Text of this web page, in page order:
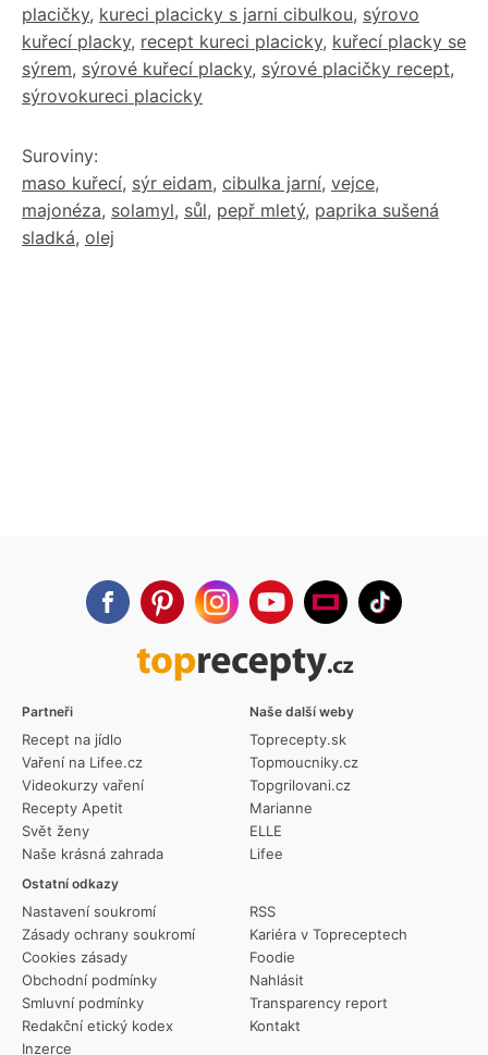
placičky, kureci placicky s jarni cibulkou, sýrovo
kuřecí placky, recept kureci placicky, kuřecí placky se
sýrem, sýrové kuřecí placky, sýrové placičky recept,
sýrovokureci placicky
Suroviny:
maso kuřecí, sýr eidam, cibulka jarní, vejce,
majonéza, solamyl, sůl, pepř mletý, paprika sušená
sladká, olej
Partneři
Recept na jídlo
Vaření na Lifee.cz
Videokurzy vaření
Recepty Apetit
Svět ženy
Naše krásná zahrada
Ostatní odkazy
Nastavení soukromí
Zásady ochrany soukromí
Cookies zásady
Obchodní podmínky
Smluvní podmínky
Redakční etický kodex
Inzerce
RSS
Kariéra v Topreceptech
Foodie
Nahlásit
Transparency report
Kontakt
Naše další weby
Toprecepty.sk
Topmoucniky.cz
Topgrilovani.cz
Marianne
ELLE
Lifee